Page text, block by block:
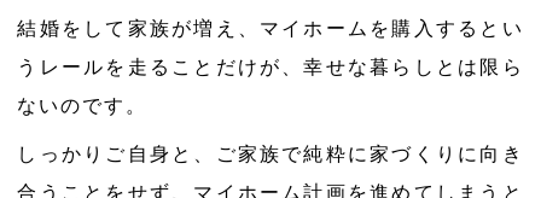
結婚をして家族が増え、マイホームを購入するとい
うレールを走ることだけが、幸せな暮らしとは限ら
ないのです。
しっかりご自身と、ご家族で純粋に家づくりに向き
合うことをせず、マイホーム計画を進めてしまうと